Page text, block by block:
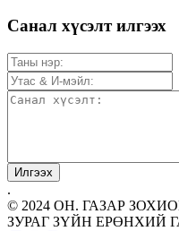
Санал хүсэлт илгээх
.
© 2024 ОН. ГАЗАР
ЗУРАГ ЗҮЙН ЕРӨНХИЙ